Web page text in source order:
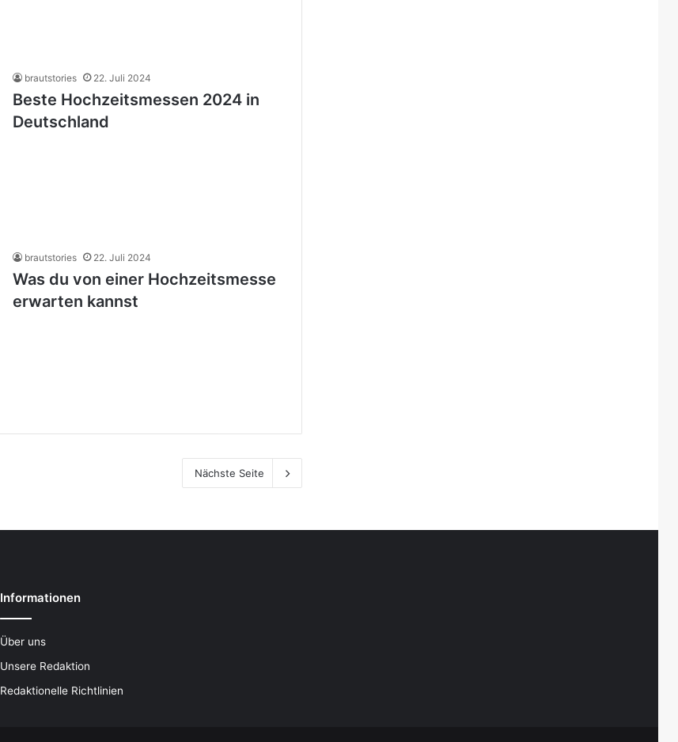
brautstories 22. Juli 2024
Beste Hochzeitsmessen 2024 in
Deutschland
brautstories 22. Juli 2024
Was du von einer Hochzeitsmesse
erwarten kannst
Nächste Seite
Informationen
Über uns
Unsere Redaktion
Redaktionelle Richtlinien